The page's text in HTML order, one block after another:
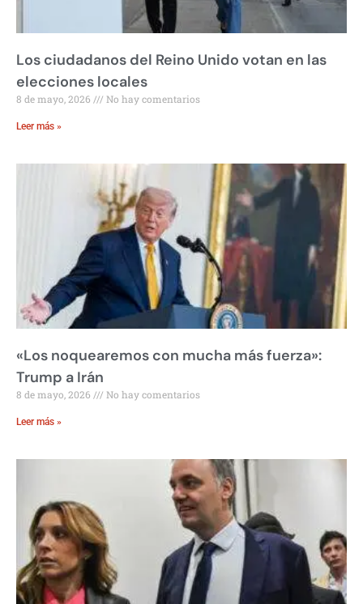
Los ciudadanos del Reino Unido votan en las
elecciones locales
8 de mayo, 2026 No hay comentarios
Leer más »
«Los noquearemos con mucha más fuerza»:
Trump a Irán
8 de mayo, 2026 No hay comentarios
Leer más »